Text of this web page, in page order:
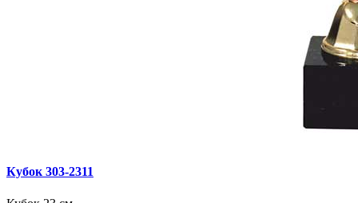
Кубок 303‑2311